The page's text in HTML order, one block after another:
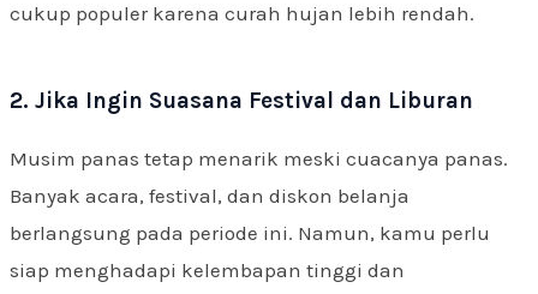
cukup populer karena curah hujan lebih rendah.
2. Jika Ingin Suasana Festival dan Liburan
Musim panas tetap menarik meski cuacanya panas.
Banyak acara, festival, dan diskon belanja
berlangsung pada periode ini. Namun, kamu perlu
siap menghadapi kelembapan tinggi dan